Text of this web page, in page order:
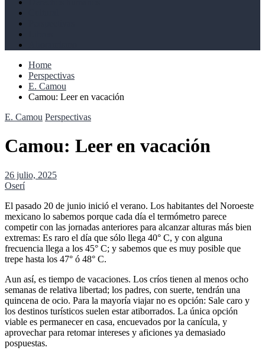
Home
Perspectivas
E. Camou
Camou: Leer en vacación
E. Camou Perspectivas
Camou: Leer en vacación
26 julio, 2025
Oserí
El pasado 20 de junio inició el verano. Los habitantes del Noroeste
mexicano lo sabemos porque cada día el termómetro parece
competir con las jornadas anteriores para alcanzar alturas más bien
extremas: Es raro el día que sólo llega 40° C, y con alguna
frecuencia llega a los 45° C; y sabemos que es muy posible que
trepe hasta los 47° ó 48° C.
Aun así, es tiempo de vacaciones. Los críos tienen al menos ocho
semanas de relativa libertad; los padres, con suerte, tendrán una
quincena de ocio. Para la mayoría viajar no es opción: Sale caro y
los destinos turísticos suelen estar atiborrados. La única opción
viable es permanecer en casa, encuevados por la canícula, y
aprovechar para retomar intereses y aficiones ya demasiado
pospuestas.